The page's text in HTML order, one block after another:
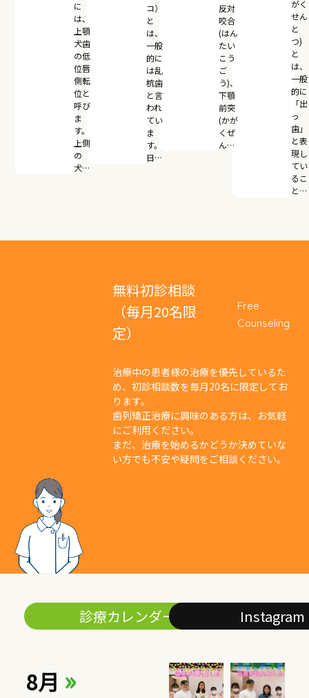
に
は、
上顎
犬歯
の低
位唇
側転
位と
呼び
ま
す。
上側
の
犬…
コ）
と
は、
一般
的に
は乱
杭歯
と言
われ
てい
ま
す。
日…
反対
咬合
(はん
たい
こう
ご
う)、
下顎
前突
(かが
くぜ
ん…
がく
せん
と
つ)
と
は、
一般
的に
「出
っ
歯」
と表
現し
てい
るこ
と…
無料初診相談
（毎月20名限
定）
Free
Counseling
治療中の患者様の治療を優先しているた
め、初診相談数を毎月20名に限定してお
ります。
歯列矯正治療に興味のある方は、お気軽
にご利用ください。
まだ、治療を始めるかどうか決めていな
い方でも不安や疑問をご相談ください。
診療カレンダー
8月 »
Instagram